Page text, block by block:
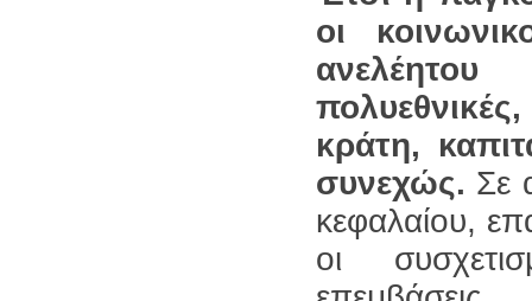
οι
ανελέητου
κράτη,
συνεχώς. Σε
κεφαλαίου,
οι